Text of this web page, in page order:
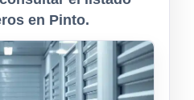
en Pinto.